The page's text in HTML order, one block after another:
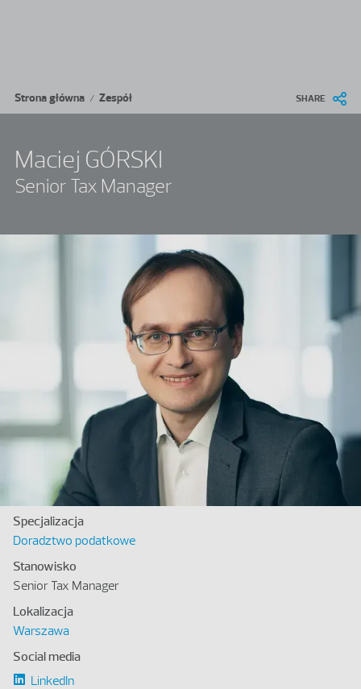
Ścieżka nawigacyjna
Strona główna / Zespół SHARE
Maciej GÓRSKI
Senior Tax Manager
Specjalizacja
Doradztwo podatkowe
Stanowisko
Senior Tax Manager
Lokalizacja
Warszawa
Social media
LinkedIn